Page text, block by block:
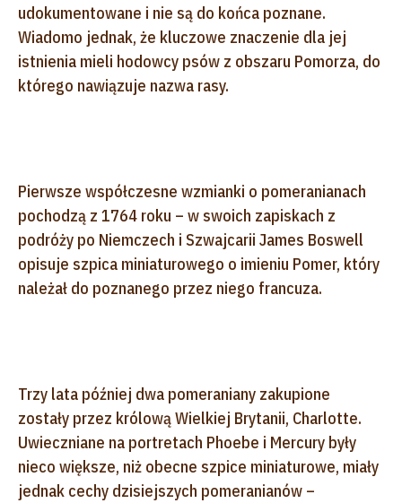
udokumentowane i nie są do końca poznane.
Wiadomo jednak, że kluczowe znaczenie dla jej
istnienia mieli hodowcy psów z obszaru Pomorza, do
którego nawiązuje nazwa rasy.
Pierwsze współczesne wzmianki o pomeranianach
pochodzą z 1764 roku – w swoich zapiskach z
podróży po Niemczech i Szwajcarii James Boswell
opisuje szpica miniaturowego o imieniu Pomer, który
należał do poznanego przez niego francuza.
Trzy lata później dwa pomeraniany zakupione
zostały przez królową Wielkiej Brytanii, Charlotte.
Uwieczniane na portretach Phoebe i Mercury były
nieco większe, niż obecne szpice miniaturowe, miały
jednak cechy dzisiejszych pomeranianów –